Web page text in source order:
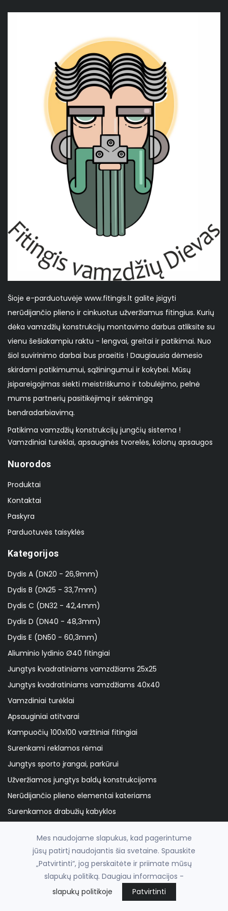
Šioje e-parduotuvėje www.fitingis.lt galite įsigyti
nerūdijančio plieno ir cinkuotus užveržiamus fitingius. Kurių
dėka vamzdžių konstrukcijų montavimo darbus atliksite su
vienu šešiakampiu raktu - lengvai, greitai ir patikimai. Nuo
šiol suvirinimo darbai bus praeitis ! Daugiausia dėmesio
skirdami patikimumui, sąžiningumui ir kokybei. Mūsų
įsipareigojimas siekti meistriškumo ir tobulėjimo, pelnė
mums partnerių pasitikėjimą ir sėkmingą
bendradarbiavimą.
Patikima vamzdžių konstrukcijų jungčių sistema !
Vamzdiniai turėklai, apsauginės tvorelės, kolonų apsaugos
Nuorodos
Produktai
Kontaktai
Paskyra
Parduotuvės taisyklės
Kategorijos
Dydis A (DN20 - 26,9mm)
Dydis B (DN25 - 33,7mm)
Dydis C (DN32 - 42,4mm)
Dydis D (DN40 - 48,3mm)
Dydis E (DN50 - 60,3mm)
Aliuminio lydinio Ø40 fitingiai
Jungtys kvadratiniams vamzdžiams 25x25
Jungtys kvadratiniams vamzdžiams 40x40
Vamzdiniai turėklai
Apsauginiai atitvarai
Kampuočių 100x100 varžtiniai fitingiai
Surenkami reklamos rėmai
Jungtys sporto įrangai, parkūrui
Užveržiamos jungtys baldų konstrukcijoms
Nerūdijančio plieno elementai kateriams
Surenkamos drabužių kabyklos
Surenkamos stoginės ir pavėsinės
N.plieno fitingiai 28/42,4
Medžio plokščių tvirtinimo fitingiai
Surenkami stelažai ir lentynos
Mes naudojame slapukus, kad pagerintume
jūsų patirtį naudojantis šia svetaine. Spauskite
„Patvirtinti“, jog perskaitėte ir priimate mūsų
slapukų politiką. Daugiau informacijos -
slapukų politikoje
Patvirtinti